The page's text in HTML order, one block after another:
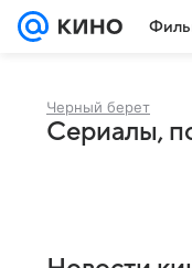
Черный берет
Сериалы,